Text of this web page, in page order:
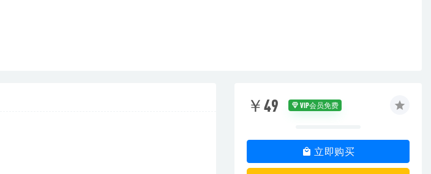
￥49 VIP会员免费
立即购买